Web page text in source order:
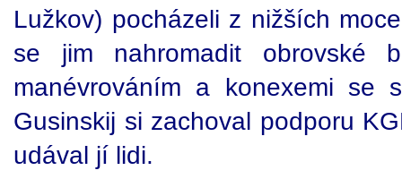
Lužkov) pocházeli z nižších
se jim nahromadit obrovské
manévrováním a konexemi se
Gusinskij si zachoval podporu
udával jí lidi.